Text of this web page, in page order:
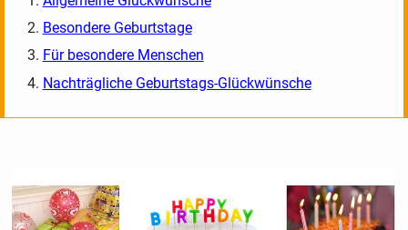
Besondere Geburtstage
Für besondere Menschen
Nachträgliche Geburtstags-Glückwünsche